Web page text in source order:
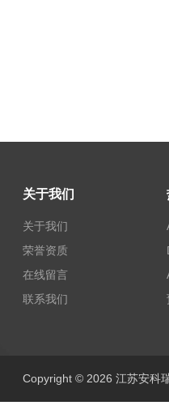
关于我们
关于我们
荣誉资质
在线留言
联系我们
Copyright © 2026 江苏安科